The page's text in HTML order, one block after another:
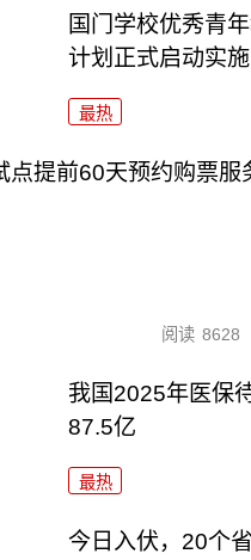
国门学校优秀青
计划正式启动实施
最热
点提前60天预约购票服
阅读 8628
我国2025年医保
87.5亿
最热
今日入伏，20个